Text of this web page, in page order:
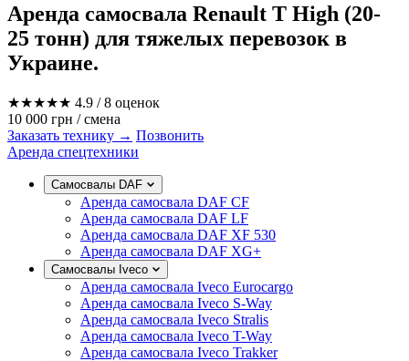
Аренда самосвала Renault T High (20-
25 тонн) для тяжелых перевозок в
Украине.
★★★★★ 4.9 / 8 оценок
10 000 грн / смена
Заказать технику → Позвонить
Аренда спецтехники
Самосвалы DAF
Аренда самосвала DAF CF
Аренда самосвала DAF LF
Аренда самосвала DAF XF 530
Аренда самосвала DAF XG+
Самосвалы Iveco
Аренда самосвала Iveco Eurocargo
Аренда самосвала Iveco S-Way
Аренда самосвала Iveco Stralis
Аренда самосвала Iveco T-Way
Аренда самосвала Iveco Trakker